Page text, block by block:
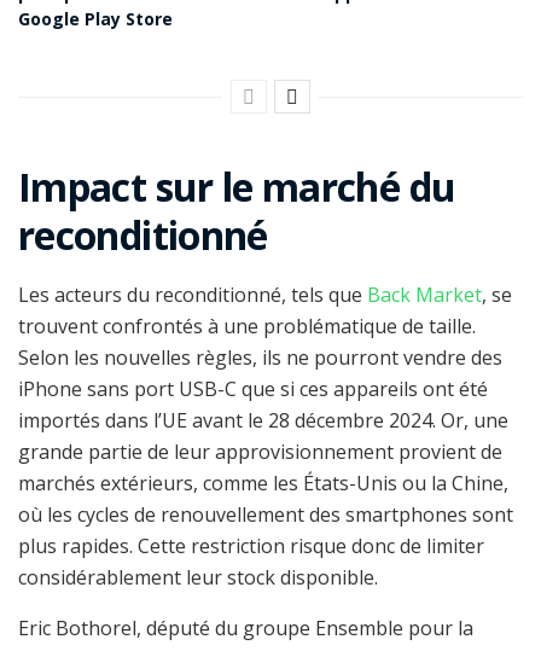
Google Play Store
Impact sur le marché du
reconditionné
Les acteurs du reconditionné, tels que Back Market, se
trouvent confrontés à une problématique de taille.
Selon les nouvelles règles, ils ne pourront vendre des
iPhone sans port USB-C que si ces appareils ont été
importés dans l’UE avant le 28 décembre 2024. Or, une
grande partie de leur approvisionnement provient de
marchés extérieurs, comme les États-Unis ou la Chine,
où les cycles de renouvellement des smartphones sont
plus rapides. Cette restriction risque donc de limiter
considérablement leur stock disponible.
Eric Bothorel, député du groupe Ensemble pour la